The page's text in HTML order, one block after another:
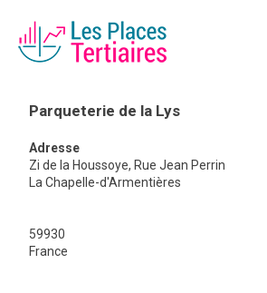
ESPACE ADHÉRENT
Parqueterie de la Lys
Adresse
Zi de la Houssoye, Rue Jean Perrin
La Chapelle-d'Armentières
59930
France